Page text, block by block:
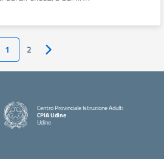
1 2 Pagina successiva
Centro Provinciale Istruzione Adulti
CPIA Udine
Udine